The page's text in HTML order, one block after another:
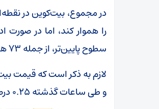
را هموار کند، اما در
سطوح پایین‌تر، از جمله ۷۳ هزار دلار، همچنان وجود خواهد داشت.
و طی ساعات گذشته ۰.۲۵ درصد کاهش داشته است.